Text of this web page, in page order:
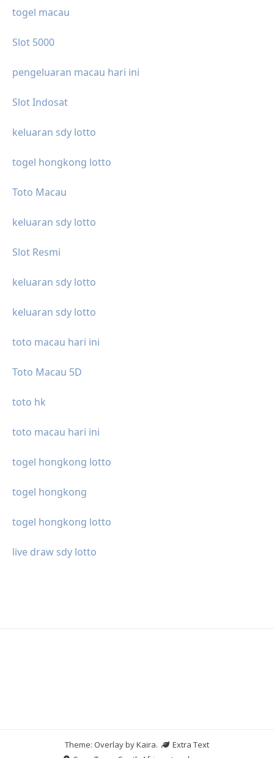
togel macau
Slot 5000
pengeluaran macau hari ini
Slot Indosat
keluaran sdy lotto
togel hongkong lotto
Toto Macau
keluaran sdy lotto
Slot Resmi
keluaran sdy lotto
keluaran sdy lotto
toto macau hari ini
Toto Macau 5D
toto hk
toto macau hari ini
togel hongkong lotto
togel hongkong
togel hongkong lotto
live draw sdy lotto
Theme: Overlay byKaira.
Extra Text